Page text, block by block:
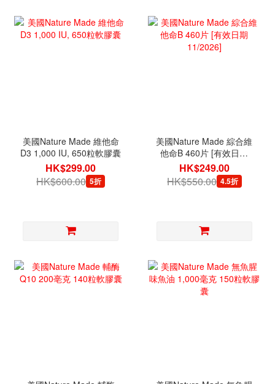
美國Nature Made 維他命
D3 1,000 IU, 650粒軟膠囊
HK$299.00
HK$600.00 5折
美國Nature Made 綜合維
他命B 460片 [有效日期
11/2026]
HK$249.00
HK$550.00 4.5折